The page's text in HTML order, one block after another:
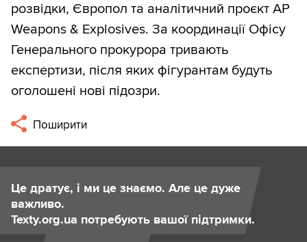
розвідки, Європол та аналітичний проєкт AP
Weapons & Explosives. За координації Офісу
Генерального прокурора тривають
експертизи, після яких фігурантам будуть
оголошені нові підозри.
Поширити
Це дратує, і ми це знаємо. Але це дуже
важливо.
Texty.org.ua потребують вашої підтримки.